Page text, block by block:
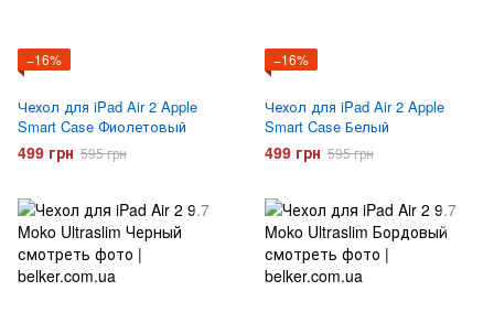
−16%
Чехол для iPad Air 2 Apple
Smart Case Фиолетовый
499 грн 595 грн
−16%
Чехол для iPad Air 2 Apple
Smart Case Белый
499 грн 595 грн